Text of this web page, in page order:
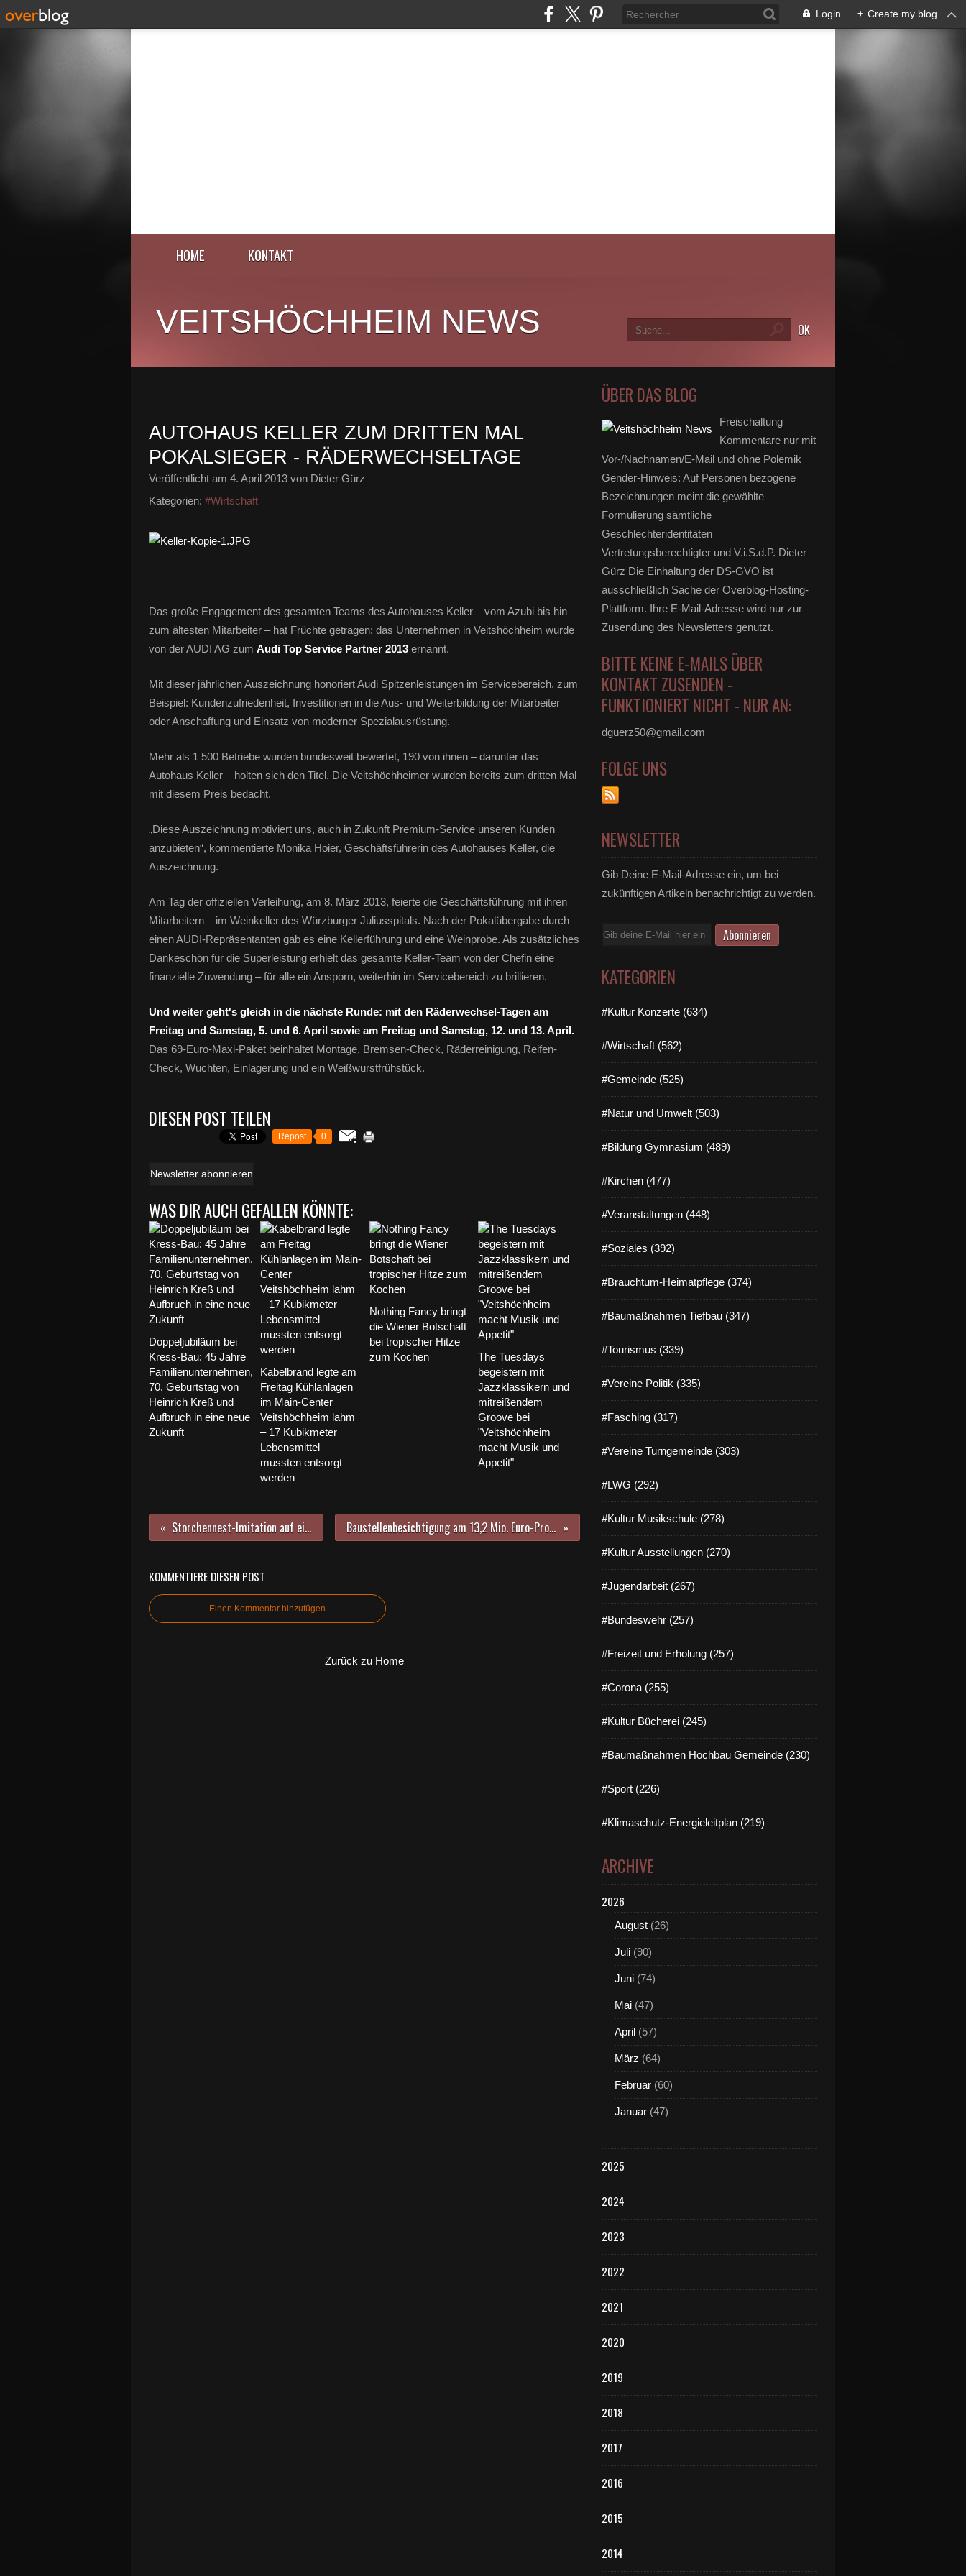
Login + Create my blog
HOME KONTAKT
VEITSHÖCHHEIM NEWS
AUTOHAUS KELLER ZUM DRITTEN MAL
POKALSIEGER - RÄDERWECHSELTAGE
Veröffentlicht am 4. April 2013 von Dieter Gürz
Kategorien: #Wirtschaft
Das große Engagement des gesamten Teams des Autohauses Keller – vom Azubi bis hin
zum ältesten Mitarbeiter – hat Früchte getragen: das Unternehmen in Veitshöchheim wurde
von der AUDI AG zum Audi Top Service Partner 2013 ernannt.
Mit dieser jährlichen Auszeichnung honoriert Audi Spitzenleistungen im Servicebereich, zum
Beispiel: Kundenzufriedenheit, Investitionen in die Aus- und Weiterbildung der Mitarbeiter
oder Anschaffung und Einsatz von moderner Spezialausrüstung.
Mehr als 1 500 Betriebe wurden bundesweit bewertet, 190 von ihnen – darunter das
Autohaus Keller – holten sich den Titel. Die Veitshöchheimer wurden bereits zum dritten Mal
mit diesem Preis bedacht.
„Diese Auszeichnung motiviert uns, auch in Zukunft Premium-Service unseren Kunden
anzubieten“, kommentierte Monika Hoier, Geschäftsführerin des Autohauses Keller, die
Auszeichnung.
Am Tag der offiziellen Verleihung, am 8. März 2013, feierte die Geschäftsführung mit ihren
Mitarbeitern – im Weinkeller des Würzburger Juliusspitals. Nach der Pokalübergabe durch
einen AUDI-Repräsentanten gab es eine Kellerführung und eine Weinprobe. Als zusätzliches
Dankeschön für die Superleistung erhielt das gesamte Keller-Team von der Chefin eine
finanzielle Zuwendung – für alle ein Ansporn, weiterhin im Servicebereich zu brillieren.
Und weiter geht's gleich in die nächste Runde: mit den Räderwechsel-Tagen am
Freitag und Samstag, 5. und 6. April sowie am Freitag und Samstag, 12. und 13. April.
Das 69-Euro-Maxi-Paket beinhaltet Montage, Bremsen-Check, Räderreinigung, Reifen-
Check, Wuchten, Einlagerung und ein Weißwurstfrühstück.
DIESEN POST TEILEN
Repost 0
Newsletter abonnieren
WAS DIR AUCH GEFALLEN KÖNNTE:
Doppeljubiläum bei
Kress-Bau: 45 Jahre
Familienunternehmen,
70. Geburtstag von
Heinrich Kreß und
Aufbruch in eine neue
Zukunft
Kabelbrand legte am
Freitag Kühlanlagen
im Main-Center
Veitshöchheim lahm
– 17 Kubikmeter
Lebensmittel
mussten entsorgt
werden
Nothing Fancy bringt
die Wiener Botschaft
bei tropischer Hitze
zum Kochen
The Tuesdays
begeistern mit
Jazzklassikern und
mitreißendem
Groove bei
"Veitshöchheim
macht Musik und
Appetit"
Storchennest-Imitation auf einem Garagendach in der Echterstraße verblüfft die Passanten Baustellenbesichtigung am 13,2 Mio. Euro-Projekt Mainfrankensäle - Schadstoffe PCB, Asbest, PAK und KMF erschweren Abbrucharbeiten
KOMMENTIERE DIESEN POST
Einen Kommentar hinzufügen
Zurück zu Home
ÜBER DAS BLOG
Freischaltung
Kommentare nur mit
Vor-/Nachnamen/E-Mail und ohne Polemik
Gender-Hinweis: Auf Personen bezogene
Bezeichnungen meint die gewählte
Formulierung sämtliche
Geschlechteridentitäten
Vertretungsberechtigter und V.i.S.d.P. Dieter
Gürz Die Einhaltung der DS-GVO ist
ausschließlich Sache der Overblog-Hosting-
Plattform. Ihre E-Mail-Adresse wird nur zur
Zusendung des Newsletters genutzt.
BITTE KEINE E-MAILS ÜBER
KONTAKT ZUSENDEN -
FUNKTIONIERT NICHT - NUR AN:
dguerz50@gmail.com
FOLGE UNS
NEWSLETTER
Gib Deine E-Mail-Adresse ein, um bei
zukünftigen Artikeln benachrichtigt zu werden.
E-
KATEGORIEN
#Kultur Konzerte (634)
#Wirtschaft (562)
#Gemeinde (525)
#Natur und Umwelt (503)
#Bildung Gymnasium (489)
#Kirchen (477)
#Veranstaltungen (448)
#Soziales (392)
#Brauchtum-Heimatpflege (374)
#Baumaßnahmen Tiefbau (347)
#Tourismus (339)
#Vereine Politik (335)
#Fasching (317)
#Vereine Turngemeinde (303)
#LWG (292)
#Kultur Musikschule (278)
#Kultur Ausstellungen (270)
#Jugendarbeit (267)
#Bundeswehr (257)
#Freizeit und Erholung (257)
#Corona (255)
#Kultur Bücherei (245)
#Baumaßnahmen Hochbau Gemeinde (230)
#Sport (226)
#Klimaschutz-Energieleitplan (219)
ARCHIVE
2026
August (26)
Juli (90)
Juni (74)
Mai (47)
April (57)
März (64)
Februar (60)
Januar (47)
2025
2024
2023
2022
2021
2020
2019
2018
2017
2016
2015
2014